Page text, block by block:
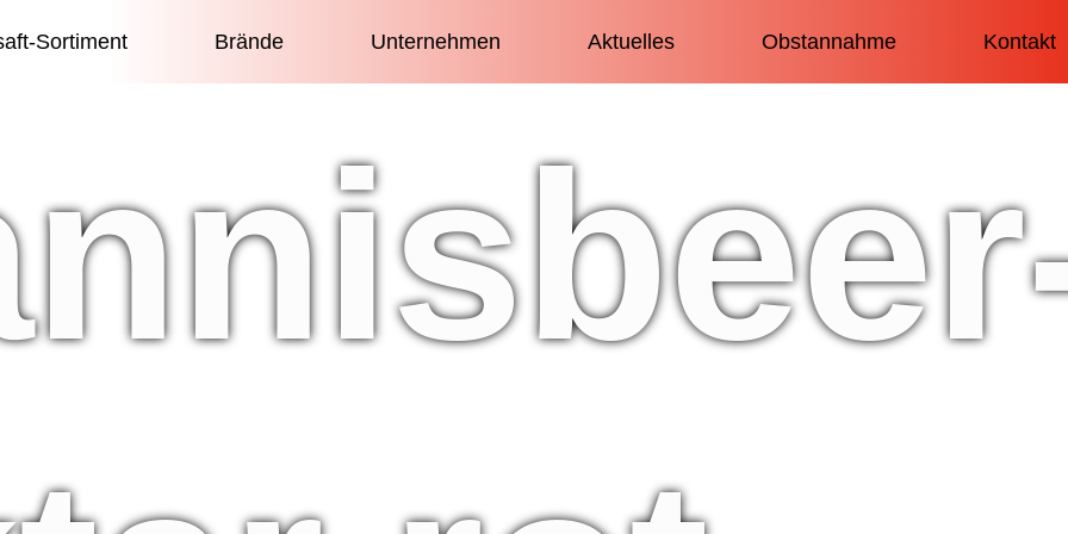
Sortiment Brände Unternehmen Aktuelles Obstannahme Kontakt